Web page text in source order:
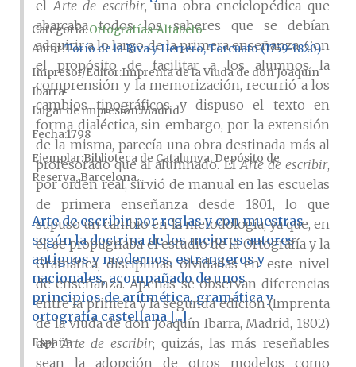
elArte de escribir, una obra enciclopédica que
abarcaba todos los saberes que se debían
adquirir a lo largo de la primera enseñanza. Con
el propósito de facilitar a los alumnos la
comprensión y la memorización, recurrió a los
cambios tipográficos y dispuso el texto en
forma dialéctica, sin embargo, por la extensión
de la misma, parecía una obra destinada más al
profesorado que al alumnado. ElArte de escribir,
por orden real, sirvió de manual en las escuelas
de primera enseñanza desde 1801, lo que
supuso un cambio en la metodología, ya que, en
él, se propugnaba el estudio de la Ortografía y la
Gramática, disciplinas olvidadas en este nivel
de enseñanza. Apenas se observan diferencias
entre la primera y la segunda edición (Imprenta
de la viuda de don Joaquín Ibarra, Madrid, 1802)
delArte de escribir; quizás, las más reseñables
sean la adopción de otros modelos como
Categoría:Ortografías-Alfabeto
AutorTorío de la Riva y Herrero, Torcuato (1759-1820)
Impresor/Editor Imprenta de la Viuda de don Joaquín
Ibarra
Lugar de impresiónMadrid
Fecha1798
Ejemplar Biblioteca de Catalunya, Depósito de
Reserva, Barcelona...
Arte de escribir por reglas y con muestras
según la doctrina de los mejores autores
antiguos y modernos, estrangeros y
nacionales, acompañado de unos
principios de aritmética, gramática y
ortografía castellana [...]
España